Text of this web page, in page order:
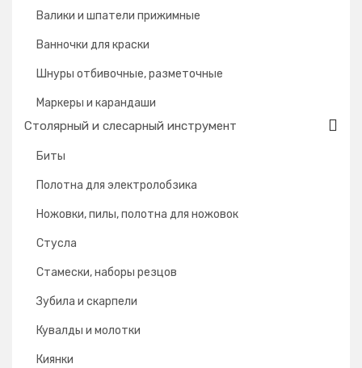
Валики и шпатели прижимные
Ванночки для краски
Шнуры отбивочные, разметочные
Маркеры и карандаши
Столярный и слесарный инструмент
Биты
Полотна для электролобзика
Ножовки, пилы, полотна для ножовок
Стусла
Cтамески, наборы резцов
Зубила и скарпели
Кувалды и молотки
Киянки